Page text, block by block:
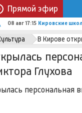
Прямой эфир
08 авг 17:15 Кировские
В Кирове
Глухова